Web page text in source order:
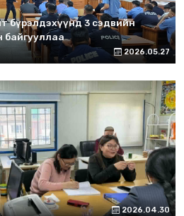
бүрэлдэхүүнд 3 сэдвийн
байгууллаа
2026.05.27
2026.04.30